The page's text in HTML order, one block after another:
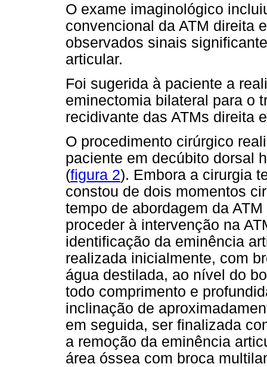
O exame imaginológico
convencional da ATM direita
observados sinais
articular.
Foi sugerida à paciente a
eminectomia bilateral para o
recidivante das ATMs direita
O procedimento cirúrgico
paciente em decúbito dorsal
(figura 2). Embora a cirurgia
constou de dois momentos
tempo de abordagem da
proceder à intervenção na
identificação da eminência
realizada inicialmente, com
água destilada, ao nível do
todo comprimento e
inclinação de
em seguida, ser finalizada
a remoção da eminência
área óssea com broca